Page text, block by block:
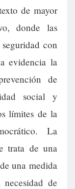
de mayor
donde las
con
evidencia la
de
social y
límites de la
La
trata de una
una medida
de